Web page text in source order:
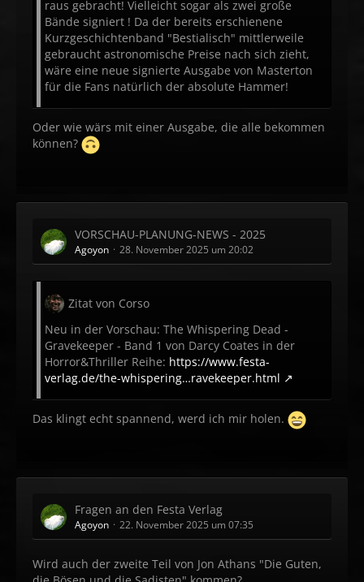
raus gebracht! Vielleicht sogar als zwei große
Bände signiert ! Da der bereits erschienene
Kurzgeschichtenband "Bestialisch" mittlerweile
gebraucht astronomische Preise nach sich zieht,
wäre eine neue signierte Ausgabe von Masterton
für die Fans natürlich der absolute Hammer!
Oder wie wärs mit einer Ausgabe, die alle bekommen
können?
VORSCHAU-PLANUNG-NEWS - 2025
Agoyon 28. November 2025 um 20:02
Zitat von Corso
Neu in der Vorschau: The Whispering Dead -
Gravekeeper - Band 1 von Darcy Coates in der
Horror&Thriller Reihe: https://www.festa-
verlag.de/the-whispering…ravekeeper.html
Das klingt echt spannend, werd ich mir holen.
Fragen an den Festa Verlag
Agoyon 22. November 2025 um 07:35
Wird auch der zweite Teil von Jon Athans "Die Guten,